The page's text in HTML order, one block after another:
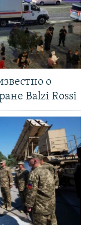
о
Balzi Rossi